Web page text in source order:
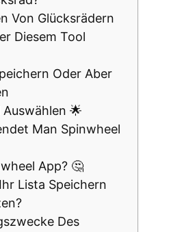
Von Glücksrädern
Diesem Tool
Oder Aber
🌟
Man Spinwheel
App? 🤔
Lista Speichern
Des